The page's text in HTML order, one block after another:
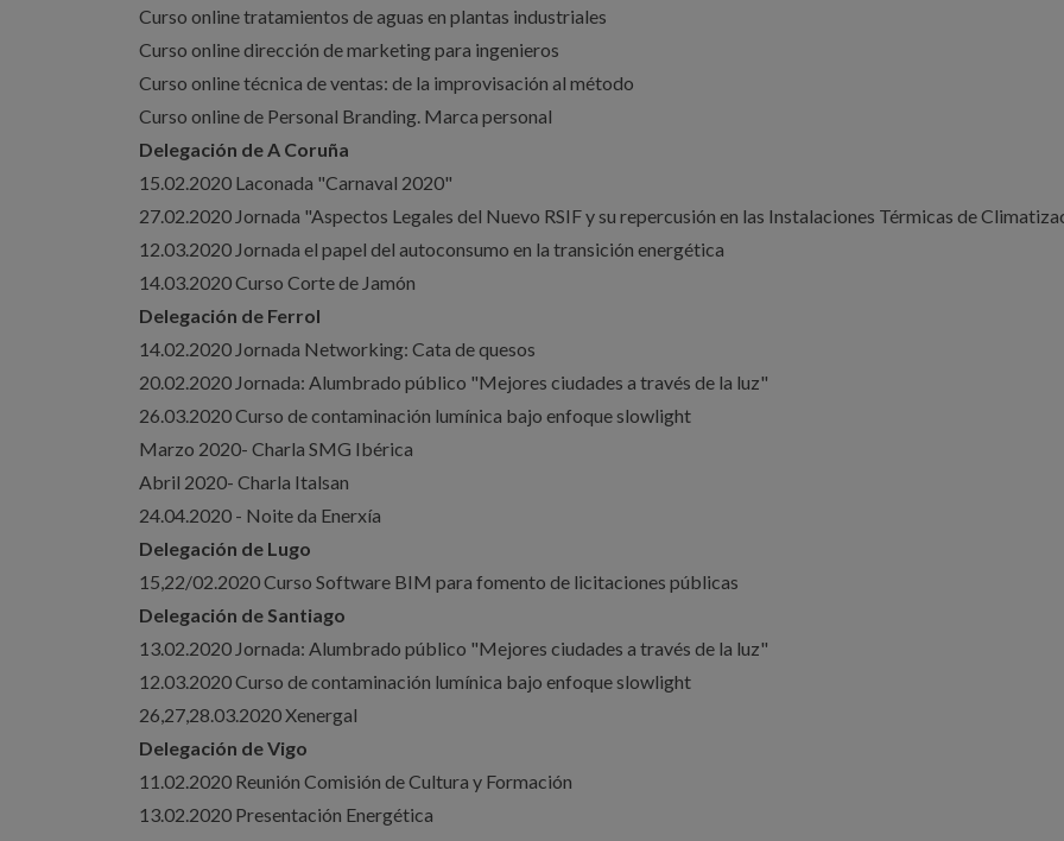
Curso online tratamientos de aguas en plantas industriales
Curso online dirección de marketing para ingenieros
Curso online técnica de ventas: de la improvisación al método
Curso online de Personal Branding. Marca personal
Delegación de A Coruña
15.02.2020 Laconada "Carnaval 2020"
27.02.2020 Jornada "Aspectos Legales del Nuevo RSIF y su repercusión en las Instalaciones Térmicas de
12.03.2020 Jornada el papel del autoconsumo en la transición energética
14.03.2020 Curso Corte de Jamón
Delegación de Ferrol
14.02.2020 Jornada Networking: Cata de quesos
20.02.2020 Jornada: Alumbrado público "Mejores ciudades a través de la luz"
26.03.2020 Curso de contaminación lumínica bajo enfoque slowlight
Marzo 2020- Charla SMG Ibérica
Abril 2020- Charla Italsan
24.04.2020 - Noite da Enerxía
Delegación de Lugo
15,22/02.2020 Curso Software BIM para fomento de licitaciones públicas
Delegación de Santiago
13.02.2020 Jornada: Alumbrado público "Mejores ciudades a través de la luz"
12.03.2020 Curso de contaminación lumínica bajo enfoque slowlight
26,27,28.03.2020 Xenergal
Delegación de Vigo
11.02.2020 Reunión Comisión de Cultura y Formación
13.02.2020 Presentación Energética